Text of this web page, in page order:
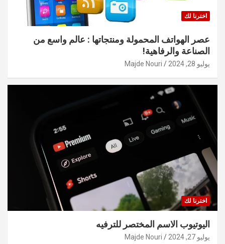
اخترنا لك
عصر الهواتف المحمولة ومنتجاتها : عالم واسع من
الصناعة والرفاهية!
يوليو 28, 2024 Majde Nouri
اخترنا لك
اليوتيوب الاسم المختصر للترفيه
يوليو 27, 2024 Majde Nouri